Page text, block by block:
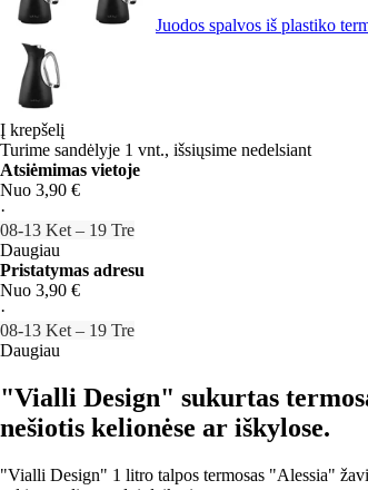
Juodos spalvos iš plastiko
Į krepšelį
Turime sandėlyje 1 vnt., išsiųsime nedelsiant
Atsiėmimas vietoje
Nuo 3,90 €
·
08‑13 Ket – 19 Tre
Daugiau
Pristatymas adresu
Nuo 3,90 €
·
08‑13 Ket – 19 Tre
Daugiau
"Vialli Design" sukurtas
nešiotis kelionėse ar iškylose.
"Vialli Design" 1 litro talpos termosas "Alessia"